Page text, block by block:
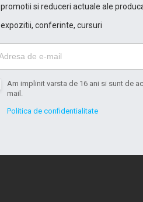
promotii si reduceri actuale ale
expozitii, conferinte, cursuri
Am implinit varsta de 16 ani si sunt de
mail.
Politica de confidentialitate